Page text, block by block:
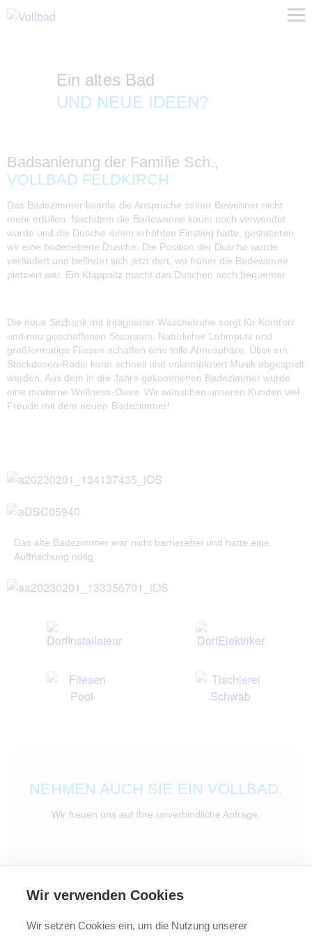
Wir verwenden Cookies
Wir setzen Cookies ein, um die Nutzung unserer
Ein altes Bad
UND NEUE IDEEN?
Badsanierung der Familie Sch.,
VOLLBAD FELDKIRCH
Das Badezimmer konnte die Ansprüche seiner Bewohner nicht
mehr erfüllen: Nachdem die Badewanne kaum noch verwendet
wurde und die Dusche einen erhöhten Einstieg hatte, gestalteten
wir eine bodenebene Dusche. Die Position der Dusche wurde
verändert und befindet sich jetzt dort, wo früher die Badewanne
platziert war. Ein Klappsitz macht das Duschen noch bequemer.
Die neue Sitzbank mit integrierter Wäschetruhe sorgt für Komfort
und neu geschaffenen Stauraum. Natürlicher Lehmputz und
großformatige Fliesen schaffen eine tolle Atmosphäre. Über ein
Steckdosen-Radio kann schnell und unkompliziert Musik abgespielt
werden. Aus dem in die Jahre gekommenen Badezimmer wurde
eine moderne Wellness-Oase. Wir wünschen unseren Kunden viel
Freude mit dem neuen Badezimmer!
Das alte Badezimmer war nicht barrierefrei und hatte eine
Auffrischung nötig.
NEHMEN AUCH SIE EIN VOLLBAD.
Wir freuen uns auf Ihre unverbindliche Anfrage.